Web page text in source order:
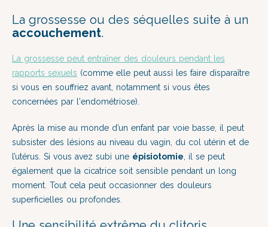
La grossesse ou des séquelles suite à un
accouchement.
La grossesse peut entraîner des douleurs pendant les
rapports sexuels (comme elle peut aussi les faire disparaître
si vous en souffriez avant, notamment si vous êtes
concernées par l'endométriose).
Après la mise au monde d’un enfant par voie basse, il peut
subsister des lésions au niveau du vagin, du col utérin et de
l’utérus. Si vous avez subi une épisiotomie , il se peut
également que la cicatrice soit sensible pendant un long
moment. Tout cela peut occasionner des douleurs
superficielles ou profondes.